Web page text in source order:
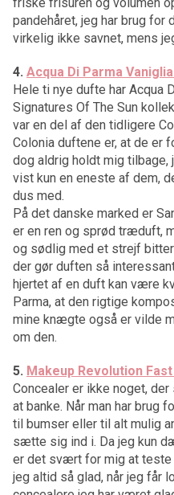
pandehåret, jeg har brug for
virkelig ikke savnet, mens
4. Acqua Di Parma Vaniglia
Hele ti nye dufte har Acqua
Signatures Of The Sun
var en del af den tidligere
Colonia duftene er, at de er
dog aldrig holdt mig
vist kun en eneste af dem,
dus med.
På det danske marked er
er en ren og sprød træduft,
og sødlig med et strejf
der gør duften så
hjertet af en duft kan være
Parma, at den rigtige
mine knægte også er vilde
om den.
5. Makeup Revolution
Concealer er ikke noget,
at banke. Når man har brug
til bumser eller til alt mulig
sætte sig ind i. Da jeg kun
er det svært for mig at teste
jeg altid så glad, når jeg får